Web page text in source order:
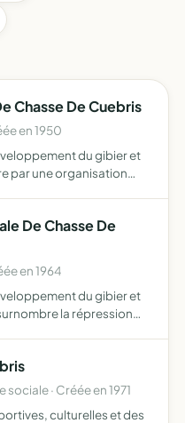
Chasse De Cuebris
en 1950
du gibier et
par une organisation
De Chasse De
en 1964
du gibier et
la répression
· Créée en 1971
culturelles et des